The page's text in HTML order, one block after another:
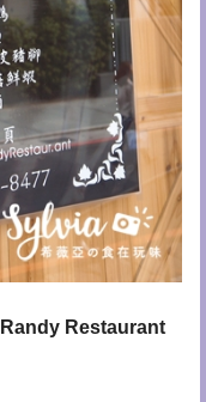
Randy Restaurant